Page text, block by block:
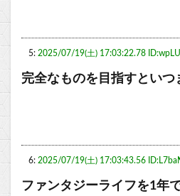
5: 2025/07/19(土) 17:03:22.78
完全なものを目指すといつ
6: 2025/07/19(土) 17:03:43.56
ファンタジーライフを1年